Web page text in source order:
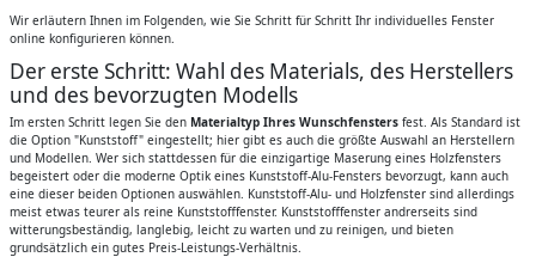
Wir erläutern Ihnen im Folgenden, wie Sie Schritt für Schritt Ihr individuelles Fenster
online konfigurieren können.
Der erste Schritt: Wahl des Materials, des Herstellers
und des bevorzugten Modells
Im ersten Schritt legen Sie den Materialtyp Ihres Wunschfenstersfest. Als Standard ist
die Option "Kunststoff" eingestellt; hier gibt es auch die größte Auswahl an Herstellern
und Modellen. Wer sich stattdessen für die einzigartige Maserung eines Holzfensters
begeistert oder die moderne Optik eines Kunststoff-Alu-Fensters bevorzugt, kann auch
eine dieser beiden Optionen auswählen. Kunststoff-Alu- und Holzfenster sind allerdings
meist etwas teurer als reine Kunststofffenster. Kunststofffenster andrerseits sind
witterungsbeständig, langlebig, leicht zu warten und zu reinigen, und bieten
grundsätzlich ein gutes Preis-Leistungs-Verhältnis.